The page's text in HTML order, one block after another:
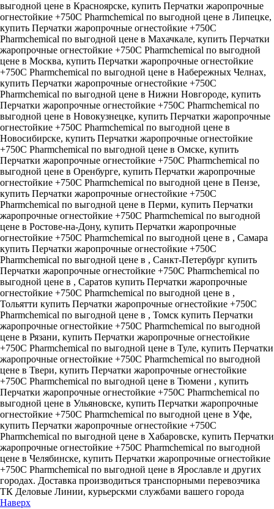
выгодной цене в Красноярске, купить Перчатки жаропрочные
огнестойкие +750С Pharmchemical по выгодной цене в Липецке,
купить Перчатки жаропрочные огнестойкие +750С
Pharmchemical по выгодной цене в Махачкале, купить Перчатки
жаропрочные огнестойкие +750С Pharmchemical по выгодной
цене в Москва, купить Перчатки жаропрочные огнестойкие
+750С Pharmchemical по выгодной цене в Набережных Челнах,
купить Перчатки жаропрочные огнестойкие +750С
Pharmchemical по выгодной цене в Нижни Новгороде, купить
Перчатки жаропрочные огнестойкие +750С Pharmchemical по
выгодной цене в Новокузнецке, купить Перчатки жаропрочные
огнестойкие +750С Pharmchemical по выгодной цене в
Новосибирске, купить Перчатки жаропрочные огнестойкие
+750С Pharmchemical по выгодной цене в Омске, купить
Перчатки жаропрочные огнестойкие +750С Pharmchemical по
выгодной цене в Оренбурге, купить Перчатки жаропрочные
огнестойкие +750С Pharmchemical по выгодной цене в Пензе,
купить Перчатки жаропрочные огнестойкие +750С
Pharmchemical по выгодной цене в Перми, купить Перчатки
жаропрочные огнестойкие +750С Pharmchemical по выгодной
цене в Ростове-на-Дону, купить Перчатки жаропрочные
огнестойкие +750С Pharmchemical по выгодной цене в , Самара
купить Перчатки жаропрочные огнестойкие +750С
Pharmchemical по выгодной цене в , Санкт-Петербург купить
Перчатки жаропрочные огнестойкие +750С Pharmchemical по
выгодной цене в , Саратов купить Перчатки жаропрочные
огнестойкие +750С Pharmchemical по выгодной цене в ,
Тольятти купить Перчатки жаропрочные огнестойкие +750С
Pharmchemical по выгодной цене в , Томск купить Перчатки
жаропрочные огнестойкие +750С Pharmchemical по выгодной
цене в Рязани, купить Перчатки жаропрочные огнестойкие
+750С Pharmchemical по выгодной цене в Туле, купить Перчатки
жаропрочные огнестойкие +750С Pharmchemical по выгодной
цене в Твери, купить Перчатки жаропрочные огнестойкие
+750С Pharmchemical по выгодной цене в Тюмени , купить
Перчатки жаропрочные огнестойкие +750С Pharmchemical по
выгодной цене в Ульяновске, купить Перчатки жаропрочные
огнестойкие +750С Pharmchemical по выгодной цене в Уфе,
купить Перчатки жаропрочные огнестойкие +750С
Pharmchemical по выгодной цене в Хабаровске, купить Перчатки
жаропрочные огнестойкие +750С Pharmchemical по выгодной
цене в Челябинске, купить Перчатки жаропрочные огнестойкие
+750С Pharmchemical по выгодной цене в Ярославле и других
городах. Доставка производиться транспорными перевозчика
ТК Деловые Линии, курьерскми службами вашего города
Наверх